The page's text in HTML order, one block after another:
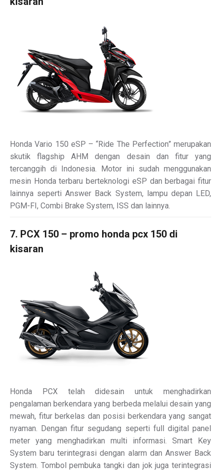
Honda Vario 150 eSP – “Ride The Perfection” merupakan
skutik flagship AHM dengan desain dan fitur yang
tercanggih di Indonesia. Motor ini sudah menggunakan
mesin Honda terbaru berteknologi eSP dan berbagai fitur
lainnya seperti Answer Back System, lampu depan LED,
PGM-FI, Combi Brake System, ISS dan lainnya.
7. PCX 150 – promo honda pcx 150 di
kisaran
Honda PCX telah didesain untuk menghadirkan
pengalaman berkendara yang berbeda melalui desain yang
mewah, fitur berkelas dan posisi berkendara yang sangat
nyaman. Dengan fitur segudang seperti full digital panel
meter yang menghadirkan multi informasi. Smart Key
System baru terintegrasi dengan alarm dan Answer Back
System. Tombol pembuka tangki dan jok juga terintegrasi